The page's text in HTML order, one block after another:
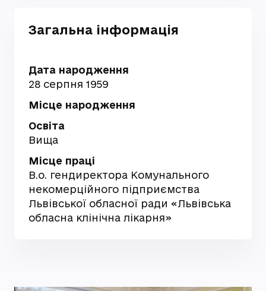
Загальна інформація
Дата народження
28 серпня 1959
Місце народження
Освіта
Вища
Місце праці
В.о. гендиректора Комунального
некомерційного підприємства
Львівської обласної ради «Львівська
обласна клінічна лікарня»